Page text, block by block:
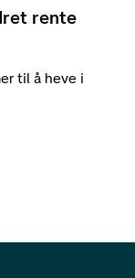
rente
til å heve i